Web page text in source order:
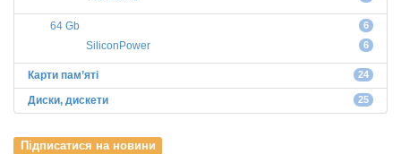
64 Gb 6
SiliconPower 6
Карти пам’яті 24
Диски, дискети 25
Підписатися на новини